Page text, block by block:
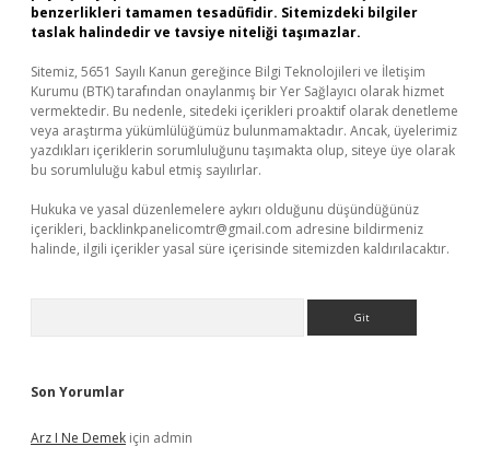
benzerlikleri tamamen tesadüfidir. Sitemizdeki bilgiler
taslak halindedir ve tavsiye niteliği taşımazlar.
Sitemiz, 5651 Sayılı Kanun gereğince Bilgi Teknolojileri ve İletişim
Kurumu (BTK) tarafından onaylanmış bir Yer Sağlayıcı olarak hizmet
vermektedir. Bu nedenle, sitedeki içerikleri proaktif olarak denetleme
veya araştırma yükümlülüğümüz bulunmamaktadır. Ancak, üyelerimiz
yazdıkları içeriklerin sorumluluğunu taşımakta olup, siteye üye olarak
bu sorumluluğu kabul etmiş sayılırlar.
Hukuka ve yasal düzenlemelere aykırı olduğunu düşündüğünüz
içerikleri, backlinkpanelicomtr@gmail.com adresine bildirmeniz
halinde, ilgili içerikler yasal süre içerisinde sitemizden kaldırılacaktır.
Son Yorumlar
Arz I Ne Demek için admin